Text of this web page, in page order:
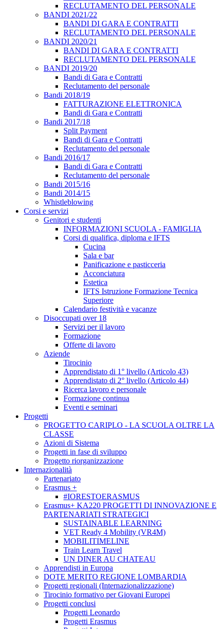
RECLUTAMENTO DEL PERSONALE
BANDI 2021/22
BANDI DI GARA E CONTRATTI
RECLUTAMENTO DEL PERSONALE
BANDI 2020/21
BANDI DI GARA E CONTRATTI
RECLUTAMENTO DEL PERSONALE
BANDI 2019/20
Bandi di Gara e Contratti
Reclutamento del personale
Bandi 2018/19
FATTURAZIONE ELETTRONICA
Bandi di Gara e Contratti
Bandi 2017/18
Split Payment
Bandi di Gara e Contratti
Reclutamento del personale
Bandi 2016/17
Bandi di Gara e Contratti
Reclutamento del personale
Bandi 2015/16
Bandi 2014/15
Whistleblowing
Corsi e servizi
Genitori e studenti
INFORMAZIONI SCUOLA - FAMIGLIA
Corsi di qualifica, diploma e IFTS
Cucina
Sala e bar
Panificazione e pasticceria
Acconciatura
Estetica
IFTS Istruzione Formazione Tecnica
Superiore
Calendario festività e vacanze
Disoccupati over 18
Servizi per il lavoro
Formazione
Offerte di lavoro
Aziende
Tirocinio
Apprendistato di 1° livello (Articolo 43)
Apprendistato di 2° livello (Articolo 44)
Ricerca lavoro e personale
Formazione continua
Eventi e seminari
Progetti
PROGETTO CARIPLO - LA SCUOLA OLTRE LA
CLASSE
Azioni di Sistema
Progetti in fase di sviluppo
Progetto riorganizzazione
Internazionalità
Partenariato
Erasmus +
#IORESTOERASMUS
Erasmus+ KA220 PROGETTI DI INNOVAZIONE E
PARTENARIATI STRATEGICI
SUSTAINABLE LEARNING
VET Ready 4 Mobility (VR4M)
MOBILITIMELINE
Train Learn Travel
UN DINER AU CHATEAU
Apprendisti in Europa
DOTE MERITO REGIONE LOMBARDIA
Progetti regionali (Internazionalizzazione)
Tirocinio formativo per Giovani Europei
Progetti conclusi
Progetti Leonardo
Progetti Erasmus